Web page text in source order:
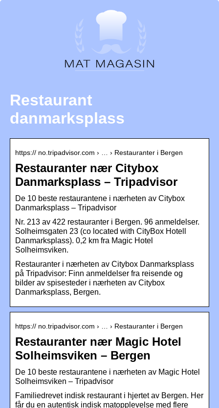
Restaurant
danmarksplass
https:// no.tripadvisor.com › … › Restauranter i Bergen
Restauranter nær Citybox
Danmarksplass – Tripadvisor
De 10 beste restaurantene i nærheten av Citybox
Danmarksplass – Tripadvisor
Nr. 213 av 422 restauranter i Bergen. 96 anmeldelser.
Solheimsgaten 23 (co located with CityBox Hotell
Danmarksplass). 0,2 km fra Magic Hotel
Solheimsviken.
Restauranter i nærheten av Citybox Danmarksplass
på Tripadvisor: Finn anmeldelser fra reisende og
bilder av spisesteder i nærheten av Citybox
Danmarksplass, Bergen.
https:// no.tripadvisor.com › … › Restauranter i Bergen
Restauranter nær Magic Hotel
Solheimsviken – Bergen
De 10 beste restaurantene i nærheten av Magic Hotel
Solheimsviken – Tripadvisor
Familiedrevet indisk restaurant i hjertet av Bergen. Her
får du en autentisk indisk matopplevelse med flere